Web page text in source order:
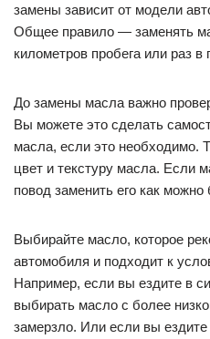
замены зависит от модели
Общее правило — заменять
километров пробега или раз в
До замены масла важно
Вы можете это сделать
масла, если это необходимо.
цвет и текстуру масла. Если
повод заменить его как можно
Выбирайте масло, которое
автомобиля и подходит к
Например, если вы ездите в
выбирать масло с более
замерзло. Или если вы